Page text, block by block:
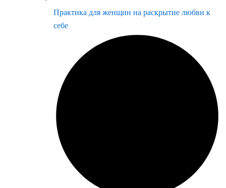
Практика для женщин на раскрытие любви к
себе